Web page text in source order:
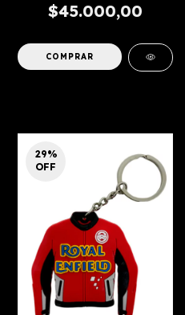
$45.000,00
29%
OFF